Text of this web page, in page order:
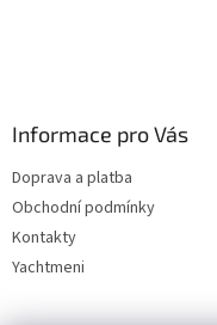
Informace pro Vás
Doprava a platba
Obchodní podmínky
Kontakty
Yachtmeni